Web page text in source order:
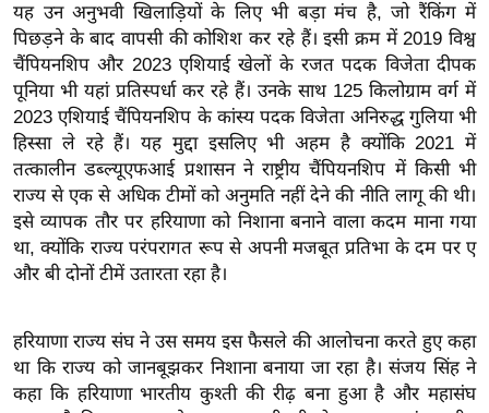
मि
सा
ल
बे
मि
सा
ल
श
त
यं
यह उन अनुभवी खिलाड़ियों के लिए भी बड़ा मंच है, जो रैंकिंग में
पिछड़ने के बाद वापसी की कोशिश कर रहे हैं। इसी क्रम में 2019 विश्व
चैंपियनशिप और 2023 एशियाई खेलों के रजत पदक विजेता दीपक
पूनिया भी यहां प्रतिस्पर्धा कर रहे हैं। उनके साथ 125 किलोग्राम वर्ग में
2023 एशियाई चैंपियनशिप के कांस्य पदक विजेता अनिरुद्ध गुलिया भी
हिस्सा ले रहे हैं। यह मुद्दा इसलिए भी अहम है क्योंकि 2021 में
तत्कालीन डब्ल्यूएफआई प्रशासन ने राष्ट्रीय चैंपियनशिप में किसी भी
राज्य से एक से अधिक टीमों को अनुमति नहीं देने की नीति लागू की थी।
इसे व्यापक तौर पर हरियाणा को निशाना बनाने वाला कदम माना गया
था, क्योंकि राज्य परंपरागत रूप से अपनी मजबूत प्रतिभा के दम पर ए
और बी दोनों टीमें उतारता रहा है।
हरियाणा राज्य संघ ने उस समय इस फैसले की आलोचना करते हुए कहा
था कि राज्य को जानबूझकर निशाना बनाया जा रहा है। संजय सिंह ने
कहा कि हरियाणा भारतीय कुश्ती की रीढ़ बना हुआ है और महासंघ